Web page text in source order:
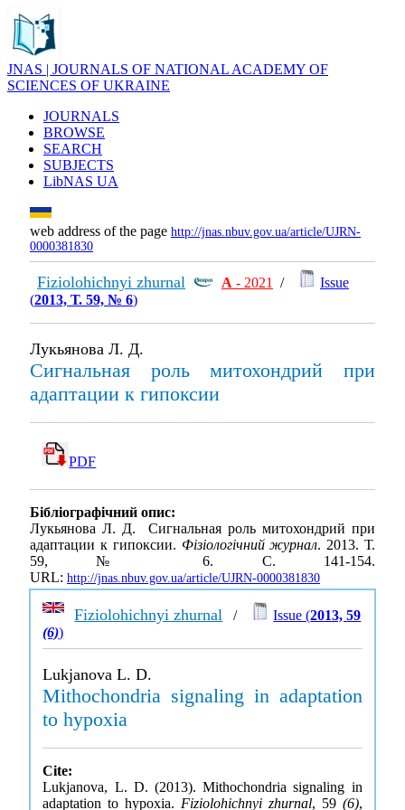
JNAS | JOURNALS OF NATIONAL ACADEMY OF
SCIENCES OF UKRAINE
JOURNALS
BROWSE
SEARCH
SUBJECTS
LibNAS UA
web address of the page http://jnas.nbuv.gov.ua/article/UJRN-
0000381830
Fiziolohichnyi zhurnal А - 2021 /
Issue
(2013, Т. 59, № 6)
Лукьянова Л. Д.
Сигнальная роль митохондрий при
адаптации к гипоксии
PDF
Бібліографічний опис:
Лукьянова Л. Д. Сигнальная роль митохондрий при
адаптации к гипоксии. Фізіологічний журнал. 2013. Т.
59, № 6. С. 141-154.
URL: http://jnas.nbuv.gov.ua/article/UJRN-0000381830
Fiziolohichnyi zhurnal / Issue (2013, 59
(6))
Lukjanova L. D.
Mithochondria signaling in adaptation
to hypoxia
Cite:
Lukjanova, L. D. (2013). Mithochondria signaling in
adaptation to hypoxia. Fiziolohichnyi zhurnal, 59 (6),